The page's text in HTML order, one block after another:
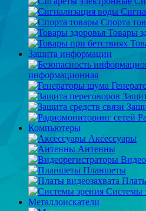
Спорта
Товары
Защита информации
информационная
Компьютеры
Аксессуары
Антенны
Планшеты
Системы
Металлоискатели